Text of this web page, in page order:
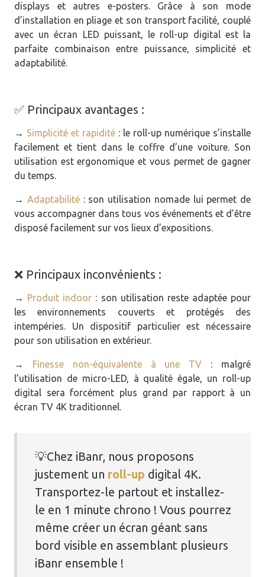
displays et autres e-posters. Grâce à son mode
d’installation en pliage et son transport facilité, couplé
avec un écran LED puissant, le roll-up digital est la
parfaite combinaison entre puissance, simplicité et
adaptabilité.
✅ Principaux avantages :
→ Simplicité et rapidité : le roll-up numérique s’installe
facilement et tient dans le coffre d’une voiture. Son
utilisation est ergonomique et vous permet de gagner
du temps.
→ Adaptabilité: son utilisation nomade lui permet de
vous accompagner dans tous vos événements et d’être
disposé facilement sur vos lieux d’expositions.
❌ Principaux inconvénients :
→ Produit indoor : son utilisation reste adaptée pour
les environnements couverts et protégés des
intempéries. Un dispositif particulier est nécessaire
pour son utilisation en extérieur.
→ Finesse non-équivalente à une TV : malgré
l’utilisation de micro-LED, à qualité égale, un roll-up
digital sera forcément plus grand par rapport à un
écran TV 4K traditionnel.
💡Chez iBanr, nous proposons
justement un roll-up digital 4K.
Transportez-le partout et installez-
le en 1 minute chrono ! Vous pourrez
même créer un écran géant sans
bord visible en assemblant plusieurs
iBanr ensemble !